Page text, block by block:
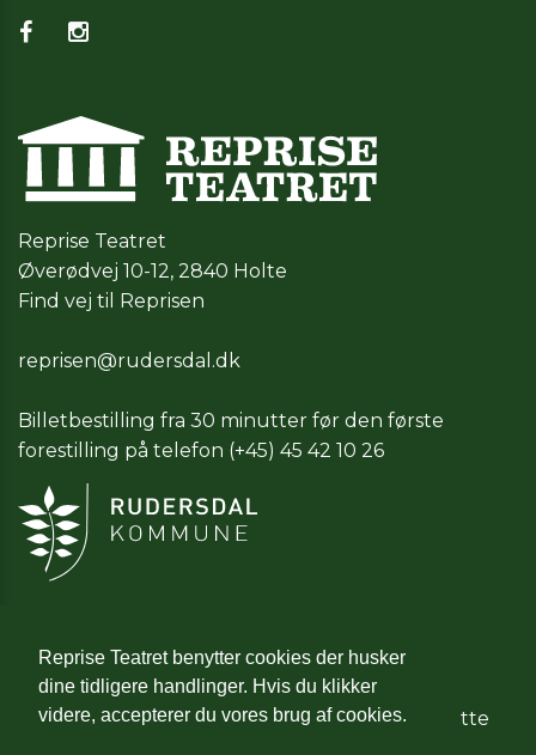
Reprise Teatret benytter cookies der husker
dine tidligere handlinger. Hvis du klikker
videre, accepterer du vores brug af cookies.
Reprise Teatret
Øverødvej 10-12, 2840 Holte
Find vej til Reprisen
reprisen@rudersdal.dk
Billetbestilling fra 30 minutter før den første
forestilling på telefon (+45) 45 42 10 26
Reprise Teatret er medlem afArtcinema
Foreningen,Europa Cinemasog modtager støtte